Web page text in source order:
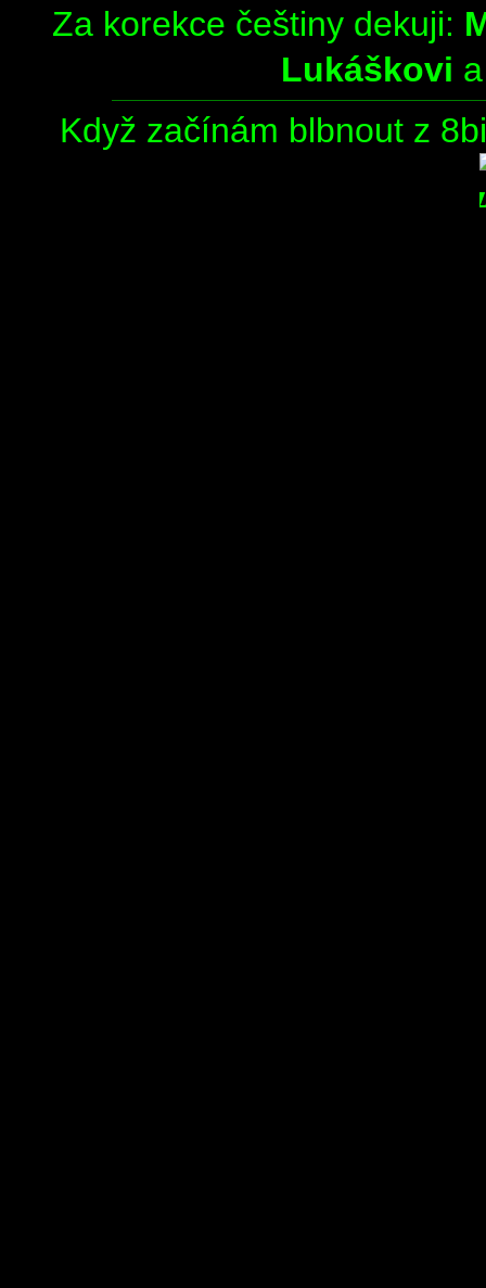
Za korekce češtiny dekuji:
Lukáškovi
Když začínám blbnout z